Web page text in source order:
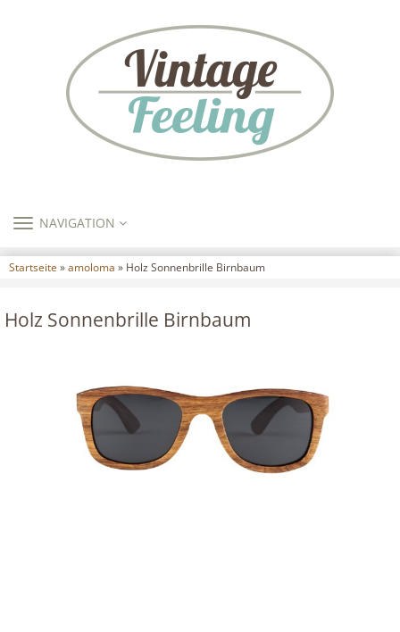
TOGGLE
NAVIGATION
Startseite »amoloma » Holz Sonnenbrille Birnbaum
Holz Sonnenbrille Birnbaum